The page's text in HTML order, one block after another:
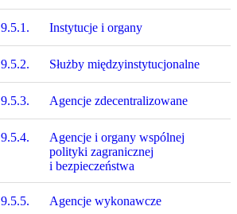
9.5.1. Instytucje i organy
9.5.2. Służby międzyinstytucjonalne
9.5.3. Agencje zdecentralizowane
9.5.4.
Agencje i organy wspólnej
polityki zagranicznej
i bezpieczeństwa
9.5.5. Agencje wykonawcze